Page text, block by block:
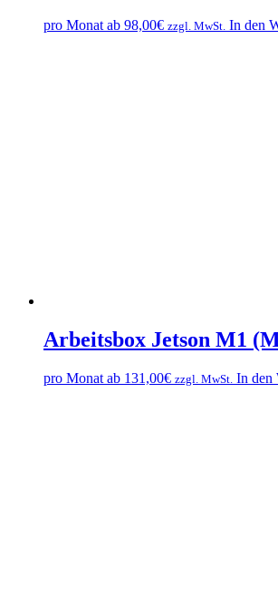
pro Monat ab 98,00€ zzgl. MwSt. In den
Arbeitsbox Jetson M1
pro Monat ab 131,00€ zzgl. MwSt. In den